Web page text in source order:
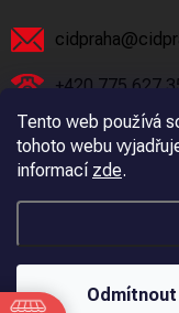
Tento web používá
tohoto webu
informací zde.
Odmítnout
cidpraha@
+420 775 627
Facebook
cidpraha_zbrane
Copyright 2026